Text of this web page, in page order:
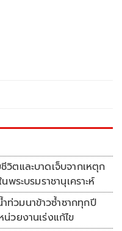
วิตและบาดเจ็บจากเหตุก
พระบรมราชานุเคราะห์
ท่วมนาข้าวซ้ำซากทุกปี
วยงานเร่งแก้ไข